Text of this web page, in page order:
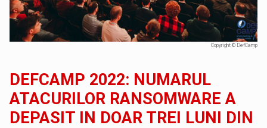
Copyright © DefCamp
DEFCAMP 2022: NUMARUL
ATACURILOR RANSOMWARE A
DEPASIT IN DOAR TREI LUNI DIN